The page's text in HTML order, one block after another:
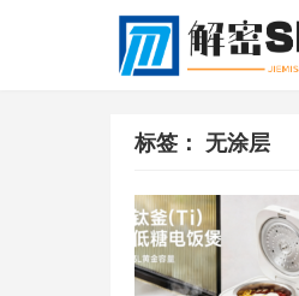
标签： 无涂层